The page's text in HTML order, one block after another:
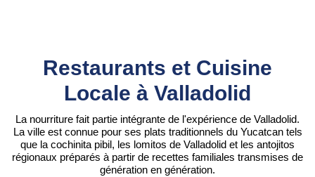
Restaurants et Cuisine
Locale à Valladolid
La nourriture fait partie intégrante de l'expérience de Valladolid.
La ville est connue pour ses plats traditionnels du Yucatcan tels
que la cochinita pibil, les lomitos de Valladolid et les antojitos
régionaux préparés à partir de recettes familiales transmises de
génération en génération.